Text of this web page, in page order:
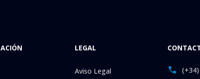
LEGAL
Aviso Legal